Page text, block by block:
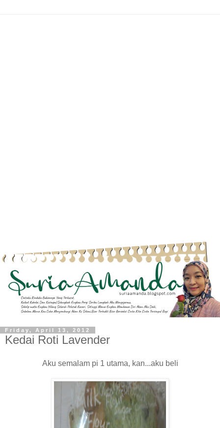
Friday, April 13, 2012
Kedai Roti Lavender
Aku semalam pi 1 utama, kan...aku beli